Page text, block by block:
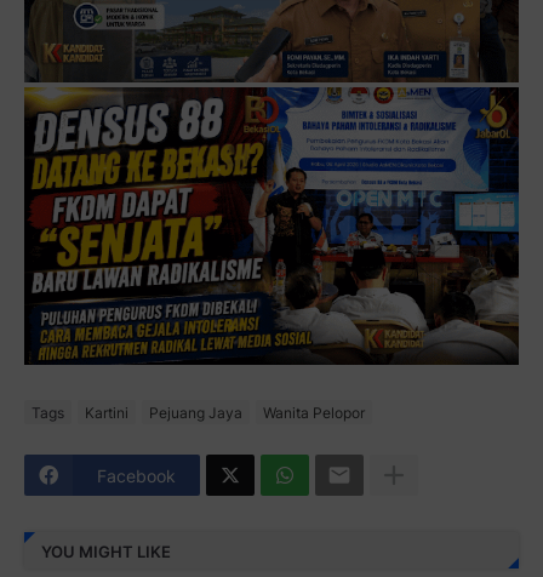
Tags Kartini Pejuang Jaya Wanita Pelopor
Facebook
YOU MIGHT LIKE